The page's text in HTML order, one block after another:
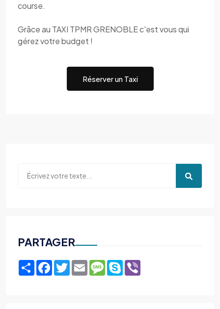
course.
Grâce au TAXI TPMR GRENOBLE c'est vous qui
gérez votre budget !
Réserver un Taxi
PARTAGER
ShareFacebook
TwitterEmailMessage
Skype